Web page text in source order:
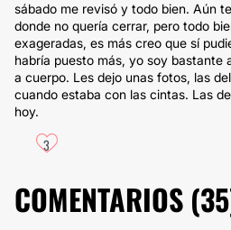
sábado me revisó y todo bien. Aún
donde no quería cerrar, pero todo
exageradas, es más creo que sí
habría puesto más, yo soy bastante
a cuerpo. Les dejo unas fotos, las
cuando estaba con las cintas. Las
hoy.
3
COMENTARIOS (35